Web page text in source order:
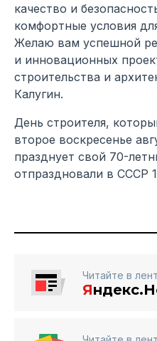
качество и
комфортные условия
Желаю вам успешной
и инновационных
строительства и
Калугин.
День строителя,
второе воскресенье
празднует свой 70-
отпраздновали в СССР
Читайте в
Я